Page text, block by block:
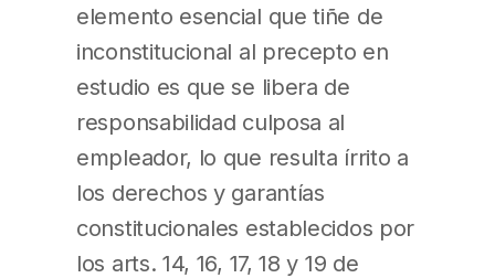
elemento esencial que tiñe de
inconstitucional al precepto en
estudio es que se libera de
responsabilidad culposa al
empleador, lo que resulta írrito a
los derechos y garantías
constitucionales establecidos por
los arts. 14, 16, 17, 18 y 19 de